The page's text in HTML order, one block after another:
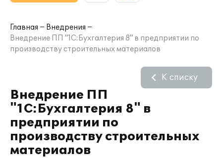
Главная
Внедрения
Внедрение ПП "1С:Бухгалтерия 8" в предприятии по
производству строительных материалов
Внедрение ПП
"1С:Бухгалтерия 8" в
предприятии по
производству строительных
материалов
К списку